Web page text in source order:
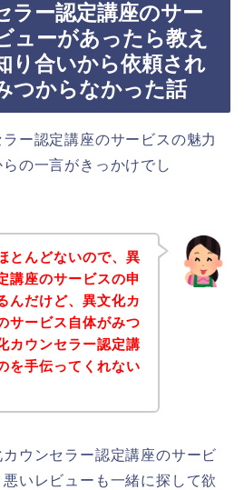
ラー認定講座のサー
ューがあったら教え
り合いから依頼され
つからなかった話
ー認定講座のサービスの魅力
の一言がきっかけでし
とんどないので、異
講座のサービスの申
んだけど、異文化カ
サービス自体がみつ
カウンセラー認定講
を手伝ってくれない
ウンセラー認定講座のサービ
いレビューも一緒に探して欲